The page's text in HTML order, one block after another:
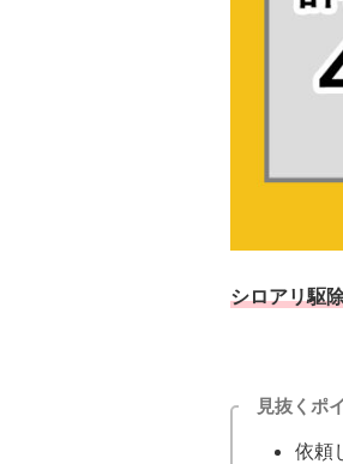
シロアリ駆
見抜くポ
依頼